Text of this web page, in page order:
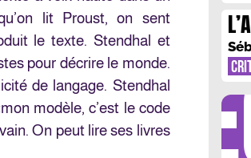
lit Proust, on sent
le texte. Stendhal et
pour décrire le monde.
de langage. Stendhal
modèle, c’est le code
On peut lire ses livres